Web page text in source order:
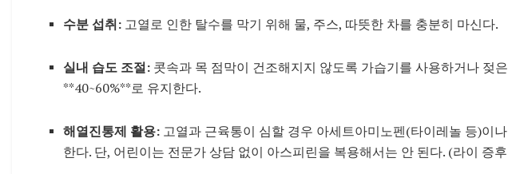
수분 섭취: 고열로 인한 탈수를 막기 위해 물, 주스, 따뜻한 차를 충분히 마신다.
실내 습도 조절: 콧속과 목 점막이 건조해지지 않도록 가습기를 사용하거나 젖
**40~60%**로 유지한다.
해열진통제 활용: 고열과 근육통이 심할 경우 아세트아미노펜(타이레놀 등)이
한다. 단, 어린이는 전문가 상담 없이 아스피린을 복용해서는 안 된다. (라이 증